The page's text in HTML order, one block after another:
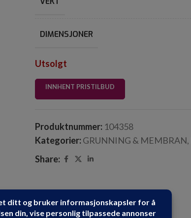
DIMENSJONER
Utsolgt
INNHENT PRISTILBUD
Produktnummer: 104358
Kategorier:GRUNNING & MEMBRAN,
Share: